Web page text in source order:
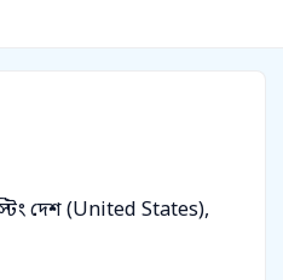
দেশ (United States),